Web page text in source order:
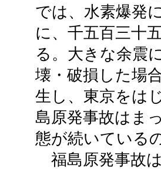
では、水素爆発
に、千五百三十
る。大きな余震
壊・破損した場
生し、東京をは
島原発事故はま
態が続いている
福島原発事故